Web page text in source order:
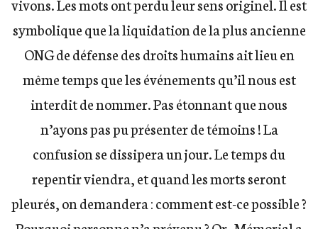
vivons. Les mots ont perdu leur sens originel. Il est
symbolique que la liquidation de la plus ancienne
ONG de défense des droits humains ait lieu en
même temps que les événements qu’il nous est
interdit de nommer. Pas étonnant que nous
n’ayons pas pu présenter de témoins ! La
confusion se dissipera un jour. Le temps du
repentir viendra, et quand les morts seront
pleurés, on demandera : comment est-ce possible ?